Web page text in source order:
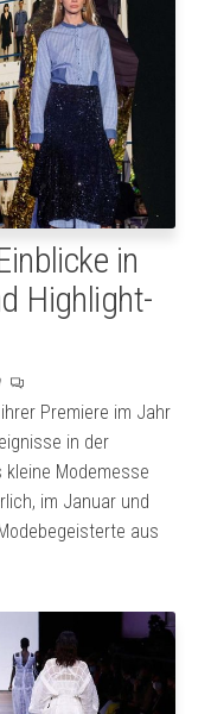
in
Highlight-
Premiere im Jahr
in der
Modemesse
im Januar und
aus